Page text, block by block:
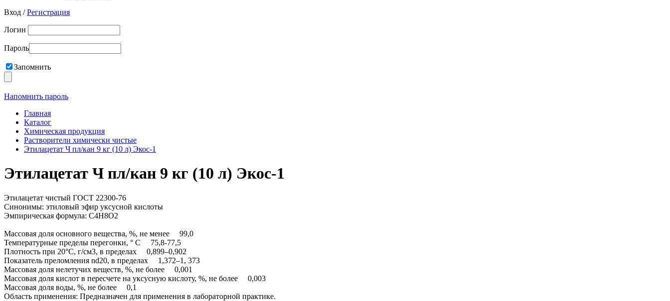
Вход /Регистрация
Логин
Пароль
Запомнить
Напомнить пароль
Главная
Каталог
Химическая продукция
Растворители химически чистые
Этилацетат Ч пл/кан 9 кг (10 л) Экос-1
Этилацетат Ч пл/кан 9 кг (10 л) Экос-1
Этилацетат чистый ГОСТ 22300-76
Синонимы: этиловый эфир уксусной кислоты
Эмпирическая формула: C4H8O2
Массовая доля основного вещества, %, не менее 99,0
Температурные пределы перегонки, ° С 75,8-77,5
Плотность при 20°С, г/см3, в пределах 0,899–0,902
Показатель преломления nd20, в пределах 1,372–1, 373
Массовая доля нелетучих веществ, %, не более 0,001
Массовая доля кислот в пересчете на уксусную кислоту, %, не более 0,003
Массовая доля воды, %, не более 0,1
Область применения: Предназначен для применения в лабораторной практике.